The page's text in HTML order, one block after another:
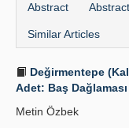
Abstract
Similar Articles
Değirmentepe
Adet: Baş Dağlaması
Metin Özbek